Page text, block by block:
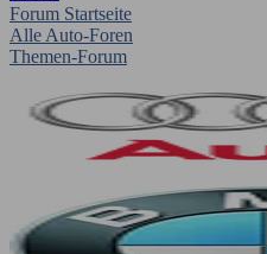
Forum Startseite
Alle Auto-Foren
Themen-Forum